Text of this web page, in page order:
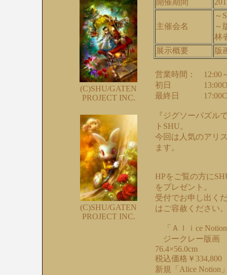
(C)SHU/GATEN
PROJECT INC.
(C)SHU/GATEN
PROJECT INC.
開催期間
主催会名
～
～
林
展示概要
版
営業時間：
初日
最終日
『ジグソーパズル
トSHU。
今回は人気のアリ
ます。
HPをご覧の方に
をプレゼント。
受付でお申し出く
はご容赦ください
「Ａｌｉce
ジークレー版画
76.4×56.0cm
税込価格￥334,800
新規「Alice Notion